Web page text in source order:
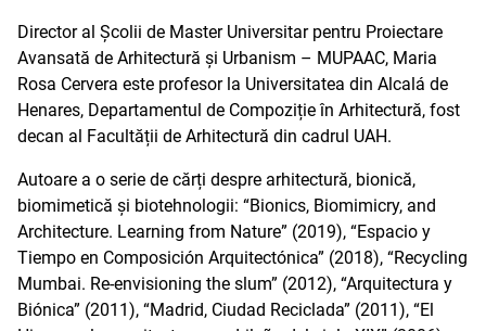
Director al Școlii de Master Universitar pentru Proiectare
Avansată de Arhitectură și Urbanism – MUPAAC, Maria
Rosa Cervera este profesor la Universitatea din Alcalá de
Henares, Departamentul de Compoziție în Arhitectură, fost
decan al Facultății de Arhitectură din cadrul UAH.
Autoare a o serie de cărți despre arhitectură, bionică,
biomimetică și biotehnologii: “Bionics, Biomimicry, and
Architecture. Learning from Nature” (2019), “Espacio y
Tiempo en Composición Arquitectónica” (2018), “Recycling
Mumbai. Re-envisioning the slum” (2012), “Arquitectura y
Biónica” (2011), “Madrid, Ciudad Reciclada” (2011), “El